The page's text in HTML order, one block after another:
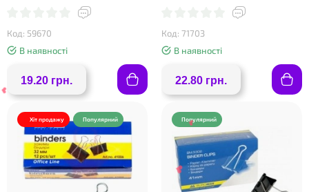
Код: 59670
В наявності
19.20 грн.
Код: 71703
В наявності
22.80 грн.
Хіт продажу Популярний Популярний